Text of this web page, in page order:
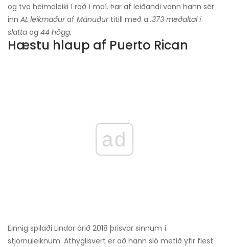
og tvo heimaleiki í röð í maí. Þar af leiðandi vann hann sér
inn AL leikmaðuraf Mánuðurtitill með a .373 meðaltal í
slatta og 44 högg.
Hæstu hlaup af Puerto Rican
ad
Einnig spilaði Lindor árið 2018 þrisvar sinnum í
stjörnuleiknum. Athyglisvert er að hann sló metið yfir flest